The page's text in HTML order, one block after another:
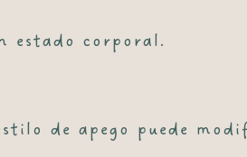
estado corporal.
de apego puede